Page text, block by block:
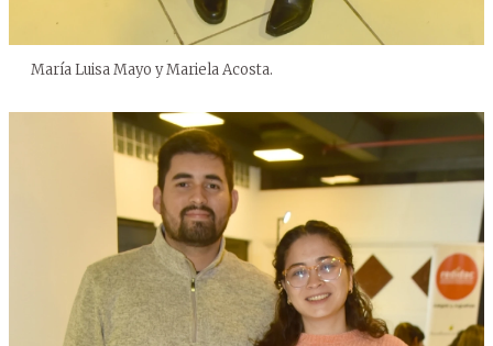
María Luisa Mayo y Mariela Acosta.